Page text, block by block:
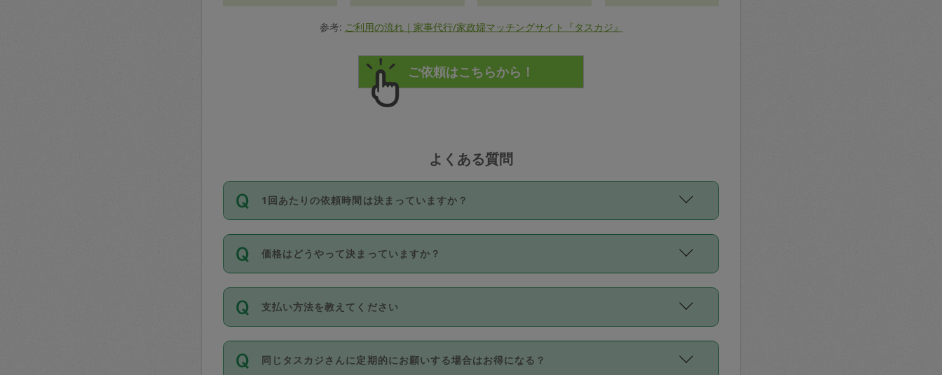
参考: ご利用の流れ｜家事代行/家政婦マッチングサイト『タスカジ』
よくある質問
1回あたりの依頼時間は決まっていますか？
依頼1回につき3時間固定です。3時間を超えて依頼したい場合は、延長機能をご利用くださ
い。機能をご利用いただくには、タスカジさんに事前に相談し、合意の上事前申請すること
が必要です。なお、3時間を下回っても、値引き等はございません。
価格はどうやって決まっていますか？
11種類の価格帯の中からタスカジさん自身が価格を選んで設定しています。
タスカジさんの価格設定には最初は制限があり、レビュー件数、レビューの平均値、などで
除々に設定可能な最高額が上がっていく仕組みになっています。
支払い方法を教えてください
お支払方法はクレジットカード（Visa／Master／JCB／AMERICAN EXPRESS／Diners
Club）のみとなります。
同じタスカジさんに定期的にお願いする場合はお得になる？